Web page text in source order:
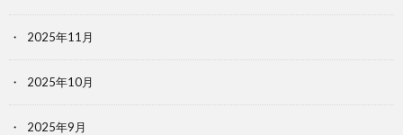
2025年11月
2025年10月
2025年9月